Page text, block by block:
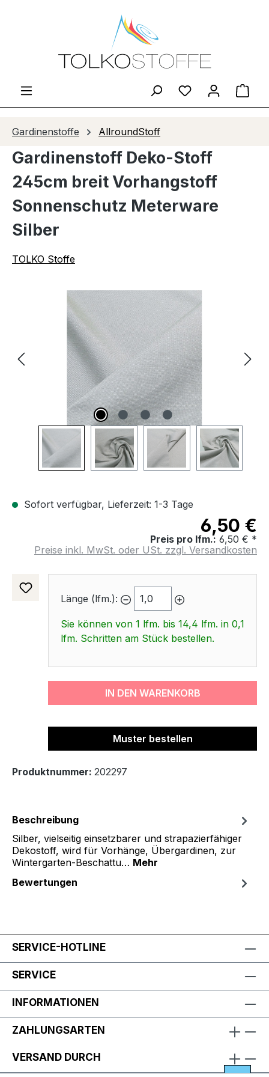
Zum Hauptinhalt springen
Du hast 0
Gardinenstoffe AllroundStoff
Gardinenstoff Deko-Stoff
245cm breit Vorhangstoff
Sonnenschutz Meterware
Silber
TOLKO Stoffe
Bildergalerie überspringen
Sofort verfügbar, Lieferzeit: 1-3 Tage
6,50 €
Preis pro lfm.: 6,50 € *
Preise inkl. MwSt. oder USt. zzgl. Versandkosten
Länge (lfm.):
Sie können von 1 lfm. bis 14,4 lfm. in 0,1
lfm. Schritten am Stück bestellen.
IN DEN WARENKORB
Muster bestellen
Produktnummer: 202297
Beschreibung
Silber, vielseitig einsetzbarer und strapazierfähiger
Dekostoff, wird für Vorhänge, Übergardinen, zur
Wintergarten-Beschattu… Mehr
Bewertungen
SERVICE-HOTLINE
SERVICE
INFORMATIONEN
ZAHLUNGSARTEN
VERSAND DURCH